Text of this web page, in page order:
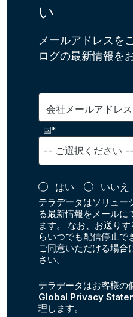
い
メールアドレスを
ログの最新情報を
会社メールアドレ
国*
はい いいえ
テラデータはソリュー
る最新情報をメールに
ます。 なお、お送り
らいつでも配信停止で
ご同意いただける場合
さい。
テラデータはお客様の
Global Privacy
理します。